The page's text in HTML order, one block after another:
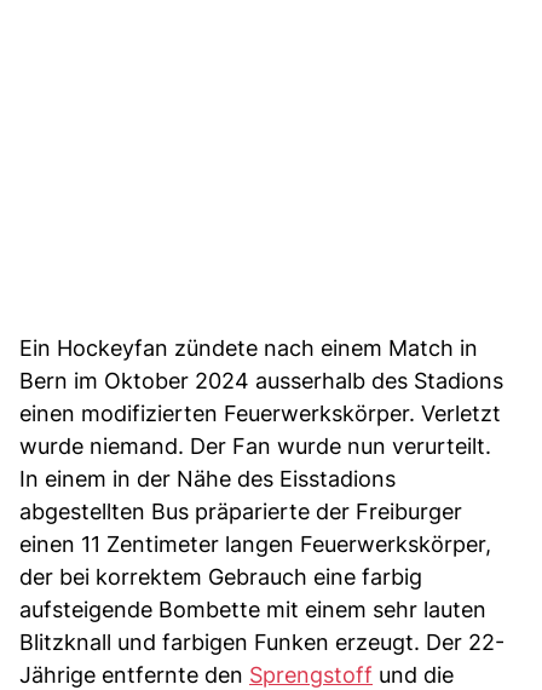
Ein Hockeyfan zündete nach einem Match in
Bern im Oktober 2024 ausserhalb des Stadions
einen modifizierten Feuerwerkskörper. Verletzt
wurde niemand. Der Fan wurde nun verurteilt.
In einem in der Nähe des Eisstadions
abgestellten Bus präparierte der Freiburger
einen 11 Zentimeter langen Feuerwerkskörper,
der bei korrektem Gebrauch eine farbig
aufsteigende Bombette mit einem sehr lauten
Blitzknall und farbigen Funken erzeugt. Der 22-
Jährige entfernte den Sprengstoff und die